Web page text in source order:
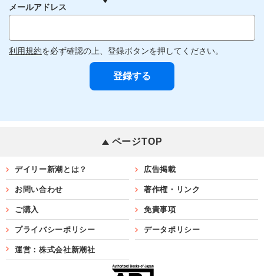
メールアドレス
利用規約を必ず確認の上、登録ボタンを押してください。
ページTOP
デイリー新潮とは？ 広告掲載
お問い合わせ 著作権・リンク
ご購入 免責事項
プライバシーポリシー データポリシー
運営：株式会社新潮社